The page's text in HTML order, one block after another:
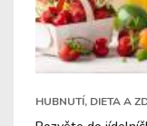
HUBNUTÍ, DIETA A